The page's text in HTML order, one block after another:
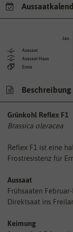
Aussaat
Aussaat Haus
Ernte
Jan.
Beschreibung
Grünkohl Reflex F1
Brassica oleracea
Reflex F1 ist eine
Frostresistenz für
Aussaat
Frühsaaten
Direktsaat ins
Keimung